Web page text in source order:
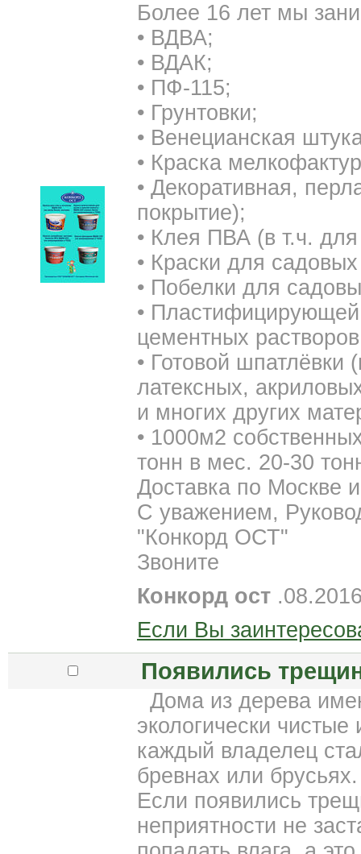
Более 16 лет мы
• ВДВА;
• ВДАК;
• ПФ-115;
• Грунтовки;
• Венецианская
• Краска
• Декоративная,
покрытие);
• Клея ПВА (в т.ч.
• Краски для
• Побелки для
• Пластифицирующей
цементных
• Готовой
латексных,
и многих других
• 1000м2
тонн в мес. 20-30
Доставка по Москве
С уважением,
"Конкорд ОСТ"
Звоните
Конкорд ост
Если Вы
Появились
Дома из дерева
экологически
каждый владелец
бревнах или брусьях.
Если появились
неприятности не